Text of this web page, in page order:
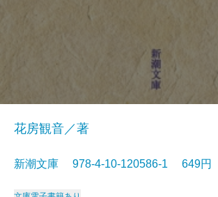
花房観音／著
新潮文庫 978-4-10-120586-1 649円